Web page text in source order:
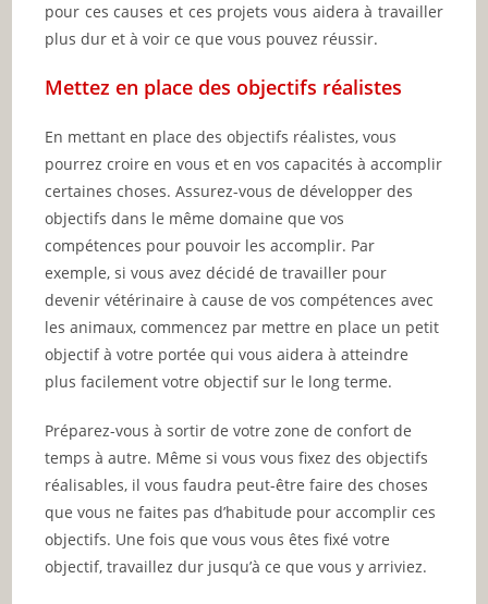
pour ces causes et ces projets vous aidera à travailler
plus dur et à voir ce que vous pouvez réussir.
Mettez en place des objectifs réalistes
En mettant en place des objectifs réalistes, vous
pourrez croire en vous et en vos capacités à accomplir
certaines choses. Assurez-vous de développer des
objectifs dans le même domaine que vos
compétences pour pouvoir les accomplir. Par
exemple, si vous avez décidé de travailler pour
devenir vétérinaire à cause de vos compétences avec
les animaux, commencez par mettre en place un petit
objectif à votre portée qui vous aidera à atteindre
plus facilement votre objectif sur le long terme.
Préparez-vous à sortir de votre zone de confort de
temps à autre. Même si vous vous fixez des objectifs
réalisables, il vous faudra peut-être faire des choses
que vous ne faites pas d’habitude pour accomplir ces
objectifs. Une fois que vous vous êtes fixé votre
objectif, travaillez dur jusqu’à ce que vous y arriviez.